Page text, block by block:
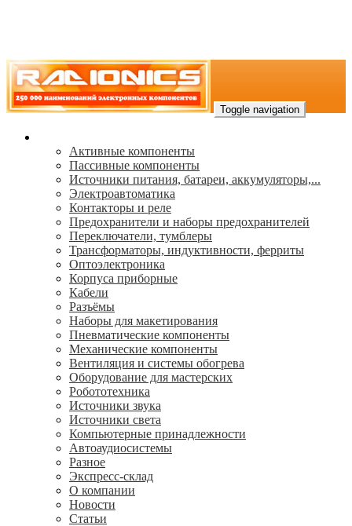
Toggle navigation
Активные компоненты
Пассивные компоненты
Источники питания, батареи, аккумуляторы,...
Электроавтоматика
Контакторы и реле
Предохранители и наборы предохранителей
Переключатели, тумблеры
Трансформаторы, индуктивности, ферриты
Oптоэлектроника
Корпуса приборные
Кабели
Разъёмы
Наборы для макетирования
Пневматические компоненты
Механические компоненты
Вентиляция и системы обогрева
Оборудование для мастерских
Робототехника
Источники звука
Источники света
Компьютерные принадлежности
Автоаудиосистемы
Разное
Экспресс-склад
О компании
Новости
Статьи